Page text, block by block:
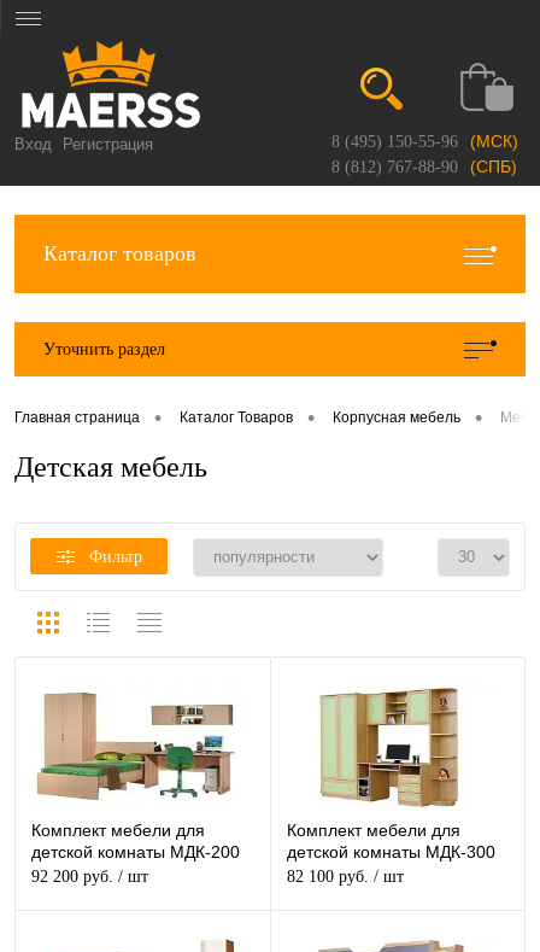
Вход Регистрация 8 (495) 150-55-96 (МСК)
8 (812) 767-88-90 (СПБ)
Каталог товаров
Уточнить раздел
Главная страница • Каталог Товаров • Корпусная мебель •
Детская мебель
Фильтр
Комплект мебели для
детской комнаты МДК-200
92 200 руб. / шт
Комплект мебели для
детской комнаты МДК-300
82 100 руб. / шт